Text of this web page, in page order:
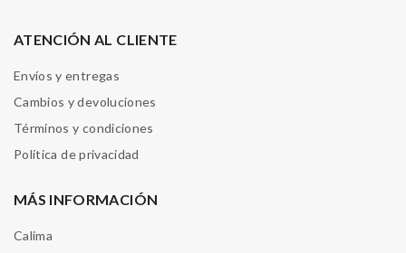
ATENCIÓN AL CLIENTE
Envíos y entregas
Cambios y devoluciones
Términos y condiciones
Política de privacidad
MÁS INFORMACIÓN
Calima